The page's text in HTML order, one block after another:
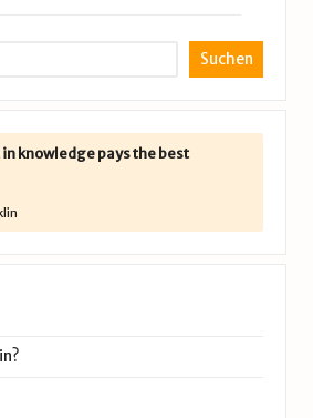
Suchen
knowledge pays the best